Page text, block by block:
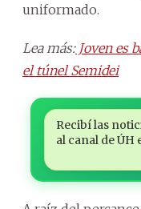
uniformado.
Lea más:Joven es
el túnel Semidei
Recibí las
al canal de ÚH